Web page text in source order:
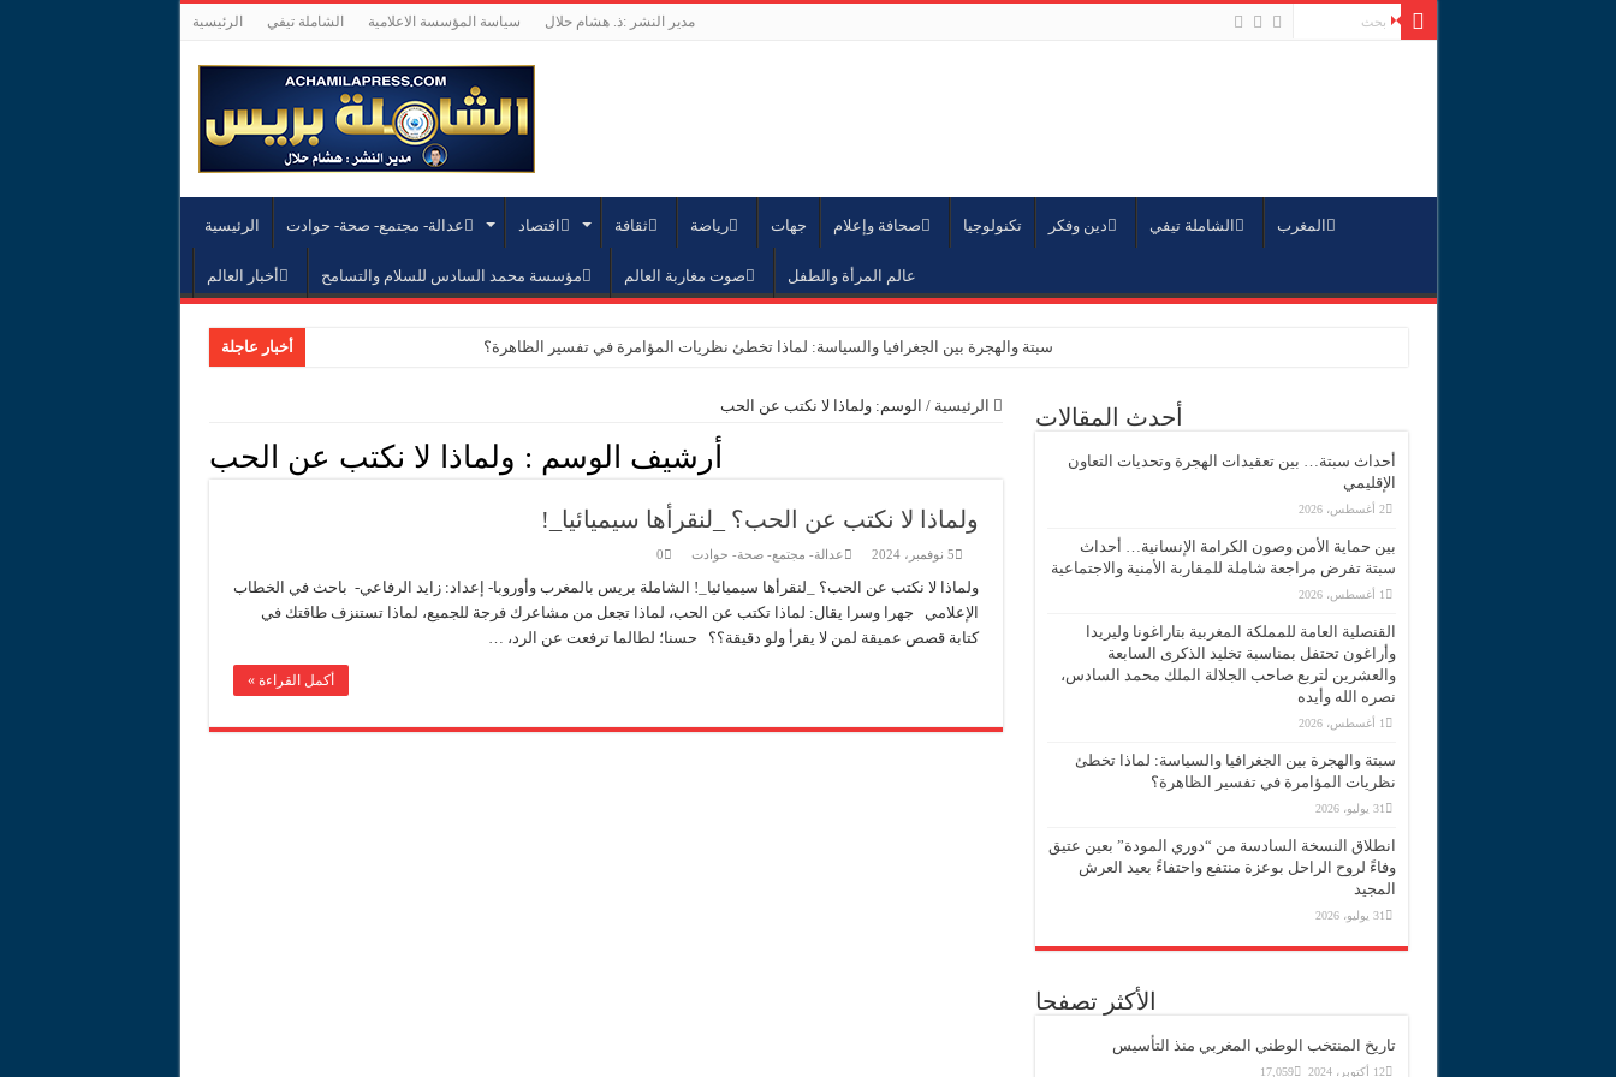
الرئيسية الشاملة تيفي سياسة المؤسسة الاعلامية مدير النشر :ذ. هشام حلال
الرئيسية عدالة- مجتمع- صحة- حوادت اقتصاد ثقافة رياضة جهات صحافة وإعلام تكنولوجيا دين وفكر الشاملة تيفي المغرب
أخبار العالم مؤسسة محمد السادس للسلام والتسامح صوت مغاربة العالم عالم المرأة والطفل
أخبار عاجلة سبتة والهجرة بين الجغرافيا والسياسة: لماذا تخطئ نظريات المؤامرة في تفسير الظاهرة؟
المؤسسة الدبلوماسية تنظم الدورة 156 للملتقى الدبلوماسي بحضور 40 دولة وحزب الاستقلال ضيف الشرف
إحداث لجنة الاستثمار بمؤسسة محمد السادس من أجل السلام والتسامح بجمهورية مالي
المؤسسة الدبلوماسية والمنظمة الدولية للهجرة: المغرب نموذج رائد في مقاربة إنسانية لتدبير الهجرة وحماية الضحايا
زيدو لقدّام: من صرخة الگوم والطابور إلى طموح أسود الأطلس في مواجهة فرنسا
المؤسسة الدبلوماسية تفتح حواراً بين السلك الدبلوماسي وحزب العدالة والتنمية استعداداً لاستحقاقات 2026
تحالف منظمات صحراوية يطلق من جنيف “إعلان طفولة إفريقيا المسروقة” ويدعو لتعزيز حماية الأطفال من التجنيد
الرئيسية / الوسم:ولماذا لا نكتب عن الحب
أرشيف الوسم : ولماذا لا نكتب عن الحب
ولماذا لا نكتب عن الحب؟ _لنقرأها سيميائيا_!
5 نوفمبر، 2024 عدالة- مجتمع- صحة- حوادت 0
ولماذا لا نكتب عن الحب؟ _لنقرأها سيميائيا_! الشاملة بريس بالمغرب وأوروبا- إعداد: زايد الرفاعي- باحث في الخطاب
الإعلامي جهرا وسرا يقال: لماذا تكتب عن الحب، لماذا تجعل من مشاعرك فرجة للجميع، لماذا تستنزف طاقتك في
كتابة قصص عميقة لمن لا يقرأ ولو دقيقة؟؟ حسنا؛ لطالما ترفعت عن الرد، …
أكمل القراءة »
أحدث المقالات
أحداث سبتة… بين تعقيدات الهجرة وتحديات التعاون
الإقليمي
2 أغسطس، 2026
بين حماية الأمن وصون الكرامة الإنسانية… أحداث
سبتة تفرض مراجعة شاملة للمقاربة الأمنية والاجتماعية
1 أغسطس، 2026
القنصلية العامة للمملكة المغربية بتاراغونا وليريدا
وأراغون تحتفل بمناسبة تخليد الذكرى السابعة
والعشرين لتربع صاحب الجلالة الملك محمد السادس،
نصره الله وأيده
1 أغسطس، 2026
سبتة والهجرة بين الجغرافيا والسياسة: لماذا تخطئ
نظريات المؤامرة في تفسير الظاهرة؟
31 يوليو، 2026
انطلاق النسخة السادسة من “دوري المودة” بعين عتيق
وفاءً لروح الراحل بوعزة منتفع واحتفاءً بعيد العرش
المجيد
31 يوليو، 2026
الأكثر تصفحا
تاريخ المنتخب الوطني المغربي منذ التأسيس
12 أكتوبر، 2024 17,059